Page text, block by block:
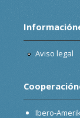
Aviso legal
Ibero-